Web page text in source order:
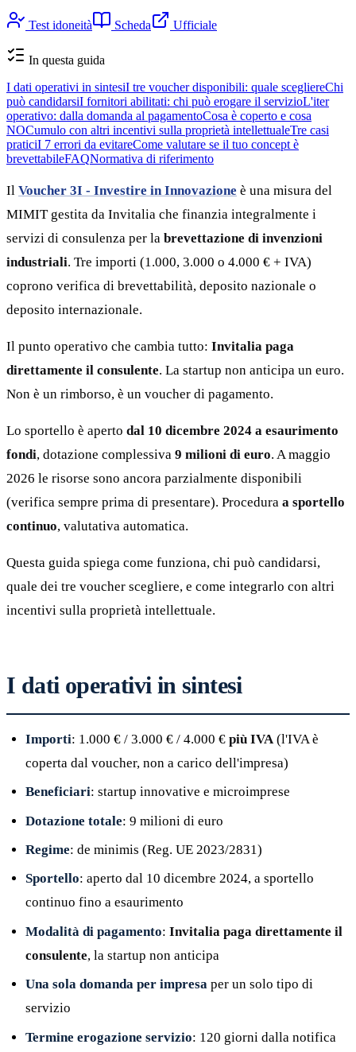
Test idoneità Scheda Ufficiale
In questa guida
I dati operativi in sintesiI tre voucher disponibili: quale scegliereChi
può candidarsiI fornitori abilitati: chi può erogare il servizioL'iter
operativo: dalla domanda al pagamentoCosa è coperto e cosa
NOCumulo con altri incentivi sulla proprietà intellettualeTre casi
praticiI 7 errori da evitareCome valutare se il tuo concept è
brevettabileFAQNormativa di riferimento
Il Voucher 3I - Investire in Innovazione è una misura del
MIMIT gestita da Invitalia che finanzia integralmente i
servizi di consulenza per la brevettazione di invenzioni
industriali. Tre importi (1.000, 3.000 o 4.000 € + IVA)
coprono verifica di brevettabilità, deposito nazionale o
deposito internazionale.
Il punto operativo che cambia tutto: Invitalia paga
direttamente il consulente. La startup non anticipa un euro.
Non è un rimborso, è un voucher di pagamento.
Lo sportello è aperto dal 10 dicembre 2024 a esaurimento
fondi, dotazione complessiva 9 milioni di euro. A maggio
2026 le risorse sono ancora parzialmente disponibili
(verifica sempre prima di presentare). Procedura a sportello
continuo, valutativa automatica.
Questa guida spiega come funziona, chi può candidarsi,
quale dei tre voucher scegliere, e come integrarlo con altri
incentivi sulla proprietà intellettuale.
I dati operativi in sintesi
Importi: 1.000 € / 3.000 € / 4.000 € più IVA(l'IVA è
coperta dal voucher, non a carico dell'impresa)
Beneficiari: startup innovative e microimprese
Dotazione totale: 9 milioni di euro
Regime: de minimis (Reg. UE 2023/2831)
Sportello: aperto dal 10 dicembre 2024, a sportello
continuo fino a esaurimento
Modalità di pagamento: Invitalia paga direttamente il
consulente, la startup non anticipa
Una sola domanda per impresa per un solo tipo di
servizio
Termine erogazione servizio: 120 giorni dalla notifica